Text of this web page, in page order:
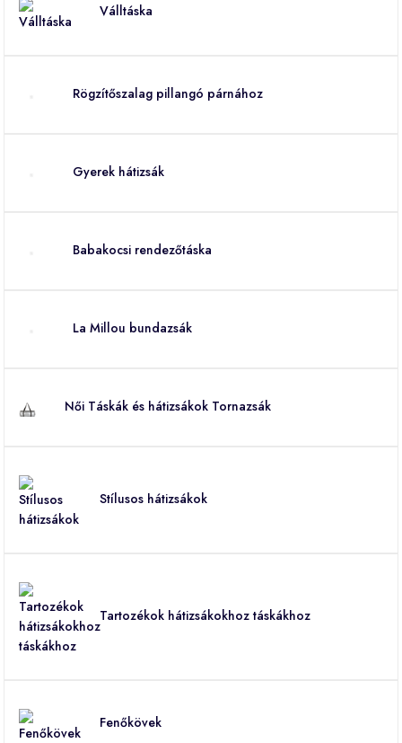
Válltáska
Rögzítőszalag pillangó párnához
Gyerek hátizsák
Babakocsi rendezőtáska
La Millou bundazsák
Női Táskák és hátizsákok Tornazsák
Stílusos hátizsákok
Tartozékok hátizsákokhoz táskákhoz
Fenőkövek